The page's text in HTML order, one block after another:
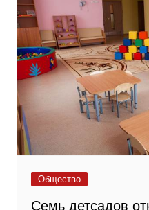
Общество
Семь детсадов